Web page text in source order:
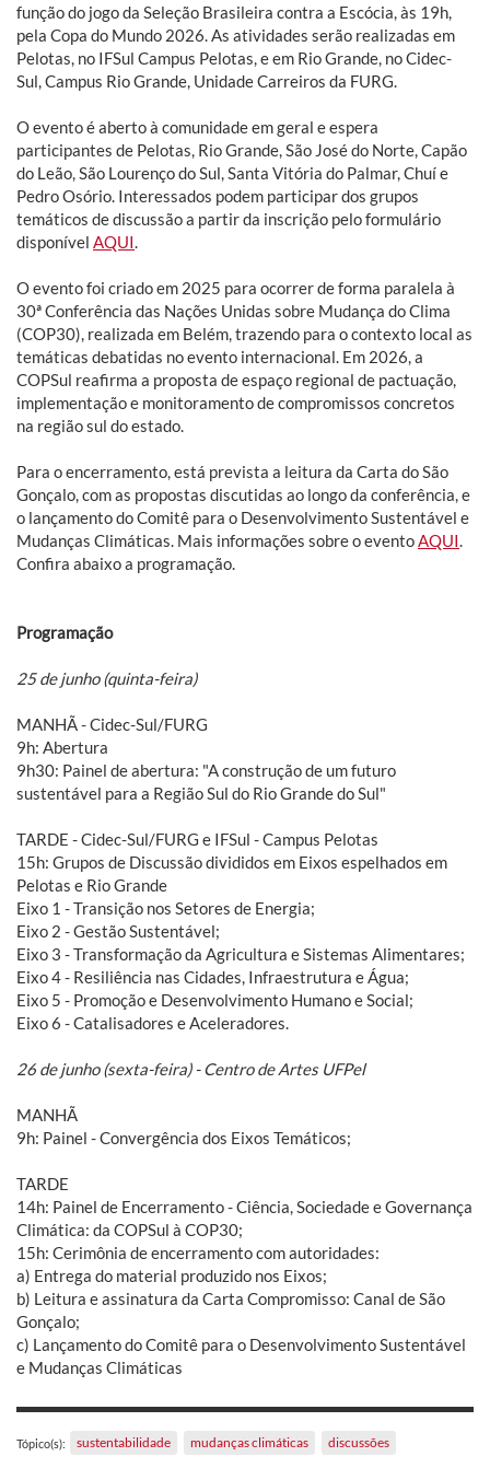
função do jogo da Seleção Brasileira contra a Escócia, às 19h,
pela Copa do Mundo 2026. As atividades serão realizadas em
Pelotas, no IFSul Campus Pelotas, e em Rio Grande, no Cidec-
Sul, Campus Rio Grande, Unidade Carreiros da FURG.
O evento é aberto à comunidade em geral e espera
participantes de Pelotas, Rio Grande, São José do Norte, Capão
do Leão, São Lourenço do Sul, Santa Vitória do Palmar, Chuí e
Pedro Osório. Interessados podem participar dos grupos
temáticos de discussão a partir da inscrição pelo formulário
disponível AQUI.
O evento foi criado em 2025 para ocorrer de forma paralela à
30ª Conferência das Nações Unidas sobre Mudança do Clima
(COP30), realizada em Belém, trazendo para o contexto local as
temáticas debatidas no evento internacional. Em 2026, a
COPSul reafirma a proposta de espaço regional de pactuação,
implementação e monitoramento de compromissos concretos
na região sul do estado.
Para o encerramento, está prevista a leitura da Carta do São
Gonçalo, com as propostas discutidas ao longo da conferência, e
o lançamento do Comitê para o Desenvolvimento Sustentável e
Mudanças Climáticas. Mais informações sobre o eventoAQUI.
Confira abaixo a programação.
Programação
25 de junho (quinta-feira)
MANHÃ - Cidec-Sul/FURG
9h: Abertura
9h30: Painel de abertura: "A construção de um futuro
sustentável para a Região Sul do Rio Grande do Sul"
TARDE - Cidec-Sul/FURG e IFSul - Campus Pelotas
15h: Grupos de Discussão divididos em Eixos espelhados em
Pelotas e Rio Grande
Eixo 1 - Transição nos Setores de Energia;
Eixo 2 - Gestão Sustentável;
Eixo 3 - Transformação da Agricultura e Sistemas Alimentares;
Eixo 4 - Resiliência nas Cidades, Infraestrutura e Água;
Eixo 5 - Promoção e Desenvolvimento Humano e Social;
Eixo 6 - Catalisadores e Aceleradores.
26 de junho (sexta-feira) - Centro de Artes UFPel
MANHÃ
9h: Painel - Convergência dos Eixos Temáticos;
TARDE
14h: Painel de Encerramento - Ciência, Sociedade e Governança
Climática: da COPSul à COP30;
15h: Cerimônia de encerramento com autoridades:
a) Entrega do material produzido nos Eixos;
b) Leitura e assinatura da Carta Compromisso: Canal de São
Gonçalo;
c) Lançamento do Comitê para o Desenvolvimento Sustentável
e Mudanças Climáticas
Tópico(s): sustentabilidade mudanças climáticas discussões